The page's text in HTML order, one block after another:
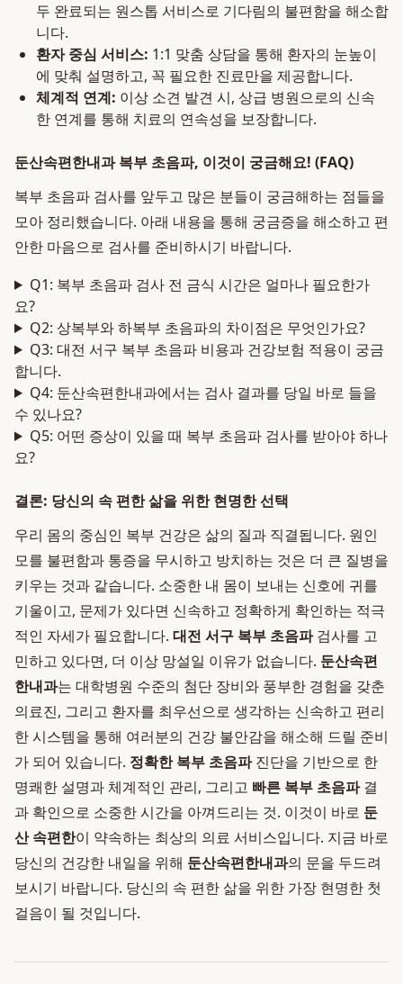
두 완료되는 원스톱 서비스로 기다림의 불편함을 해소합
니다.
환자 중심 서비스: 1:1 맞춤 상담을 통해 환자의 눈높이
에 맞춰 설명하고, 꼭 필요한 진료만을 제공합니다.
체계적 연계: 이상 소견 발견 시, 상급 병원으로의 신속
한 연계를 통해 치료의 연속성을 보장합니다.
둔산속편한내과 복부 초음파, 이것이 궁금해요! (FAQ)
복부 초음파 검사를 앞두고 많은 분들이 궁금해하는 점들을
모아 정리했습니다. 아래 내용을 통해 궁금증을 해소하고 편
안한 마음으로 검사를 준비하시기 바랍니다.
Q1: 복부 초음파 검사 전 금식 시간은 얼마나 필요한가
요?
Q2: 상복부와 하복부 초음파의 차이점은 무엇인가요?
Q3: 대전 서구 복부 초음파 비용과 건강보험 적용이 궁금
합니다.
Q4: 둔산속편한내과에서는 검사 결과를 당일 바로 들을
수 있나요?
Q5: 어떤 증상이 있을 때 복부 초음파 검사를 받아야 하나
요?
결론: 당신의 속 편한 삶을 위한 현명한 선택
우리 몸의 중심인 복부 건강은 삶의 질과 직결됩니다. 원인
모를 불편함과 통증을 무시하고 방치하는 것은 더 큰 질병을
키우는 것과 같습니다. 소중한 내 몸이 보내는 신호에 귀를
기울이고, 문제가 있다면 신속하고 정확하게 확인하는 적극
적인 자세가 필요합니다. 대전 서구 복부 초음파검사를 고
민하고 있다면, 더 이상 망설일 이유가 없습니다. 둔산속편
한내과는 대학병원 수준의 첨단 장비와 풍부한 경험을 갖춘
의료진, 그리고 환자를 최우선으로 생각하는 신속하고 편리
한 시스템을 통해 여러분의 건강 불안감을 해소해 드릴 준비
가 되어 있습니다. 정확한 복부 초음파진단을 기반으로 한
명쾌한 설명과 체계적인 관리, 그리고 빠른 복부 초음파결
과 확인으로 소중한 시간을 아껴드리는 것. 이것이 바로 둔
산 속편한이 약속하는 최상의 의료 서비스입니다. 지금 바로
당신의 건강한 내일을 위해 둔산속편한내과의 문을 두드려
보시기 바랍니다. 당신의 속 편한 삶을 위한 가장 현명한 첫
걸음이 될 것입니다.